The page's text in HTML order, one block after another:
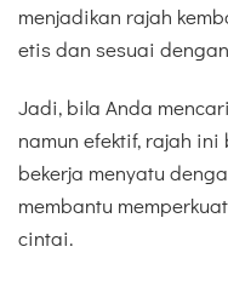
menjadikan rajah
etis dan sesuai
Jadi, bila Anda
namun efektif, rajah
bekerja menyatu
membantu
cintai.